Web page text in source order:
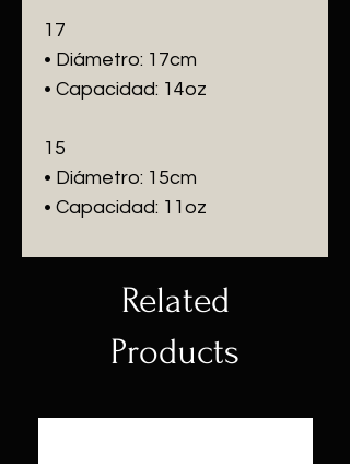
17
• Diámetro: 17cm
• Capacidad: 14oz
15
• Diámetro: 15cm
• Capacidad: 11oz
Related
Products